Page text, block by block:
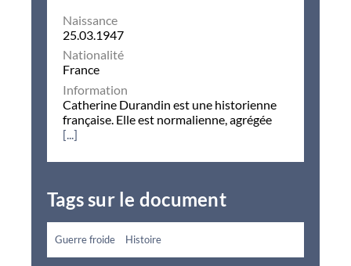
Naissance
25.03.1947
Nationalité
France
Information
Catherine Durandin est une historienne
française. Elle est normalienne, agrégée
[...]
Tags sur le document
Guerre froide Histoire